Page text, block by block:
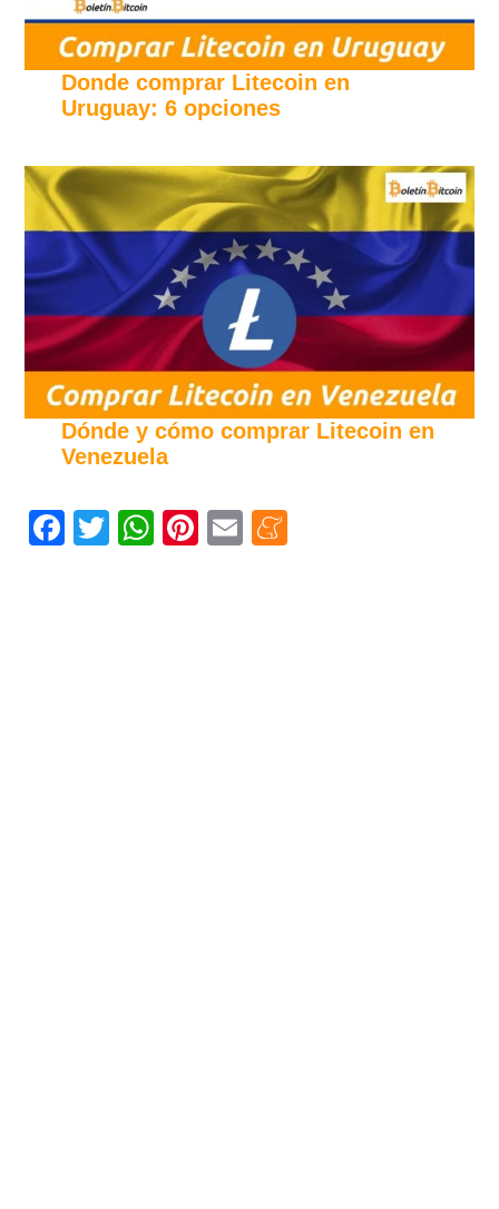
Donde comprar Litecoin en
Uruguay: 6 opciones
Dónde y cómo comprar Litecoin en
Venezuela
Facebook
TwitterWhatsApp
Pinterest
Email